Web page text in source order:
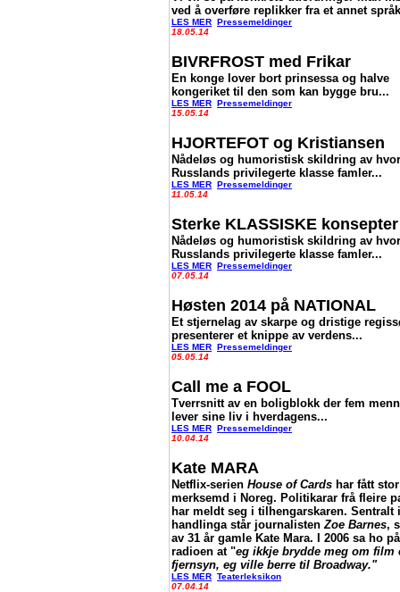
ved å overføre replikker fra et annet
LES MER Pressemeldinger
18.05.14
BIVRFROST med Frikar
En konge lover bort prinsessa og halve
kongeriket til den som kan bygge bru...
LES MER Pressemeldinger
15.05.14
HJORTEFOT og Kristiansen
Nådeløs og humoristisk skildring av
Russlands privilegerte klasse famler...
LES MER Pressemeldinger
11.05.14
Sterke KLASSISKE konsepter
Nådeløs og humoristisk skildring av
Russlands privilegerte klasse famler...
LES MER Pressemeldinger
07.05.14
Høsten 2014 på NATIONAL
Et stjernelag av skarpe og dristige
presenterer et knippe av verdens...
LES MER Pressemeldinger
05.05.14
Call me a FOOL
Tverrsnitt av en boligblokk der fem
lever sine liv i hverdagens...
LES MER Pressemeldinger
10.04.14
Kate MARA
Netflix-serien House of Cards har fått stor
merksemd i Noreg. Politikarar frå fleire
har meldt seg i tilhengarskaren. Sentralt i
handlinga står journalistenZoe Barnes,
av 31 år gamle Kate Mara. I 2006 sa ho på
radioen at "eg ikkje brydde meg om film
fjernsyn, eg ville berre til Broadway."
LES MER Teaterleksikon
07.04.14